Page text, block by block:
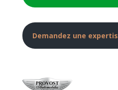
Demandez une